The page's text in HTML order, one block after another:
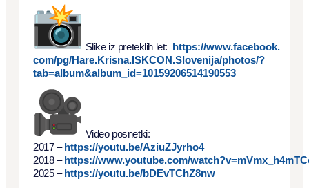
Slike iz preteklih let: https://www.facebook.
com/pg/Hare.Krisna.ISKCON.Slovenija/photos/?
tab=album&album_id=10159206514190553
Video posnetki:
2017 –https://youtu.be/AziuZJyrho4
2018 –https://www.youtube.com/
2025 –https://youtu.be/bDEvTChZ8nw